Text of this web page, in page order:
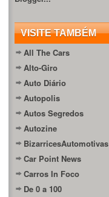
VISITE TAMBÉM
All The Cars
Alto-Giro
Auto Diário
Autopolis
Autos Segredos
Autozine
BizarricesAutomotivas
Car Point News
Carros In Foco
De 0 a 100